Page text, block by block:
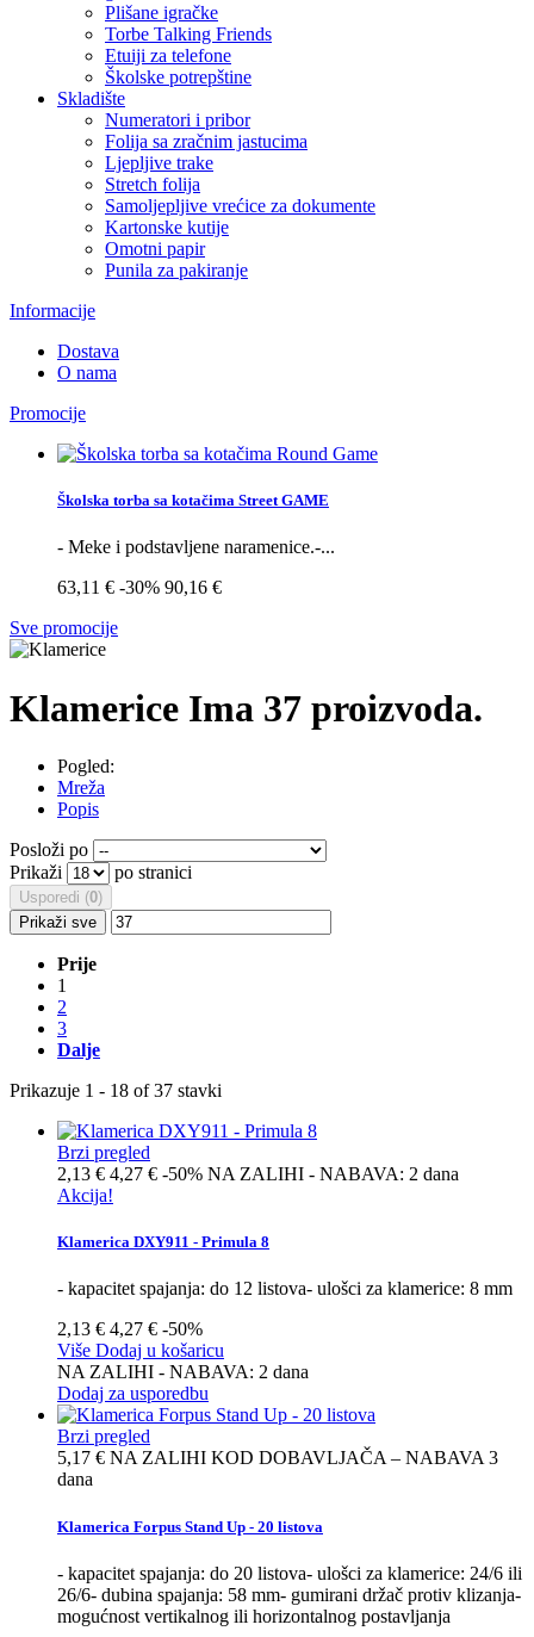
Plišane igračke
Torbe Talking Friends
Etuiji za telefone
Školske potrepštine
Skladište
Numeratori i pribor
Folija sa zračnim jastucima
Ljepljive trake
Stretch folija
Samoljepljive vrećice za dokumente
Kartonske kutije
Omotni papir
Punila za pakiranje
Informacije
Dostava
O nama
Promocije
Školska torba sa kotačima Street GAME
- Meke i podstavljene naramenice.-...
63,11 € -30% 90,16 €
Sve promocije
Klamerice Ima 37 proizvoda.
Pogled:
Mreža
Popis
Posloži po
Prikaži
po stranici
Usporedi (0)
Prikaži sve
Prije
1
2
3
Dalje
Prikazuje 1 - 18 of 37 stavki
Brzi pregled
2,13 € 4,27 € -50% NA ZALIHI - NABAVA: 2 dana
Akcija!
Klamerica DXY911 - Primula 8
- kapacitet spajanja: do 12 listova- ulošci za klamerice: 8 mm
2,13 € 4,27 € -50%
Više Dodaj u košaricu
NA ZALIHI - NABAVA: 2 dana
Dodaj za usporedbu
Brzi pregled
5,17 € NA ZALIHI KOD DOBAVLJAČA – NABAVA 3
dana
Klamerica Forpus Stand Up - 20 listova
- kapacitet spajanja: do 20 listova- ulošci za klamerice: 24/6 ili
26/6- dubina spajanja: 58 mm- gumirani držač protiv klizanja-
mogućnost vertikalnog ili horizontalnog postavljanja